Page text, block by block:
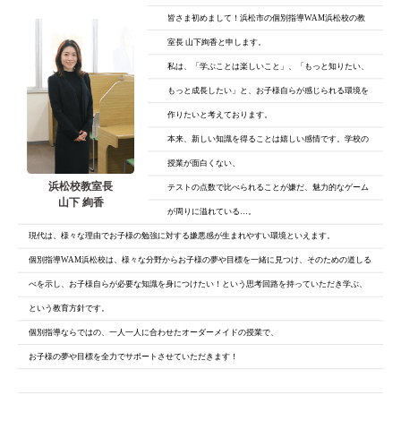
浜松校教室長
山下 絢香
皆さま初めまして！浜松市の個別指導WAM浜松校の教
室長 山下絢香と申します。
私は、「学ぶことは楽しいこと」、「もっと知りたい、
もっと成長したい」と、 お子様自らが感じられる環境を
作りたいと考えております。
本来、新しい知識を得ることは嬉しい感情です。学校の
授業が面白くない、
テストの点数で比べられることが嫌だ、魅力的なゲーム
が周りに溢れている…。
現代は、様々な理由でお子様の勉強に対する嫌悪感が生まれやすい環境といえます。
個別指導WAM浜松校は、様々な分野からお子様の夢や目標を一緒に見つけ、そのための道しる
べを示し、お子様自らが必要な知識を身につけたい！という思考回路を持っていただき学ぶ、
という教育方針です。
個別指導ならではの、一人一人に合わせたオーダーメイドの授業で、
お子様の夢や目標を全力でサポートさせていただきます！